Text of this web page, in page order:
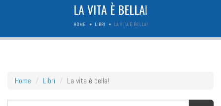
LA VITA È BELLA!
HOME LIBRI LA VITA È BELLA!
Home Libri La vita è bella!